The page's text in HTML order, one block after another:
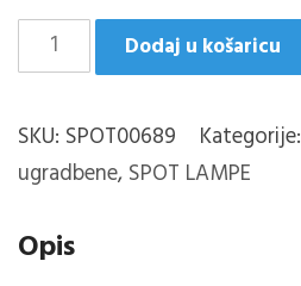
Marley/4
DRVO
BIJELO
količina
Dodaj u košaricu
SKU: SPOT00689 Kategorije:
ugradbene, SPOT LAMPE
Opis